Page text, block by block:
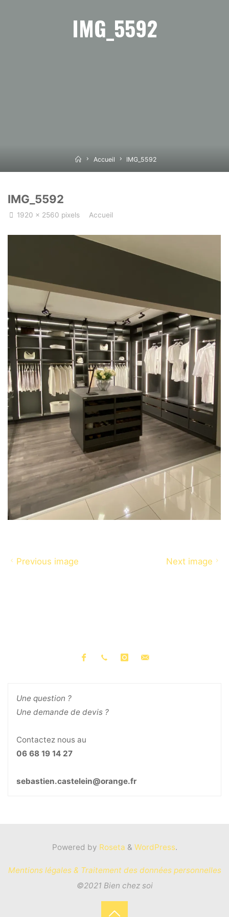
IMG_5592
HomeAccueil IMG_5592
IMG_5592
Full1920 × 2560 pixels Accueil
Previous image Next image
Une question ?
Une demande de devis ?
Contactez nous au
06 68 19 14 27
sebastien.castelein@orange.fr
Powered by Roseta & WordPress.
Mentions légales & Traitement des données personnelles
©2021 Bien chez soi